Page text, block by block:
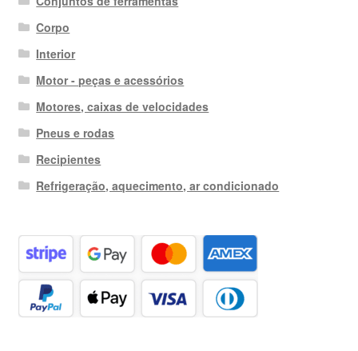
Corpo
Interior
Motor - peças e acessórios
Motores, caixas de velocidades
Pneus e rodas
Recipientes
Refrigeração, aquecimento, ar condicionado